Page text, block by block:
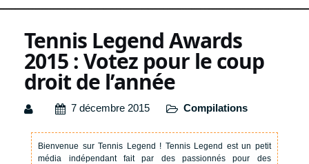
Tennis Legend Awards
2015 : Votez pour le coup
droit de l’année
7 décembre 2015 Compilations
Bienvenue sur Tennis Legend ! Tennis Legend est un petit
média indépendant fait par des passionnés pour des